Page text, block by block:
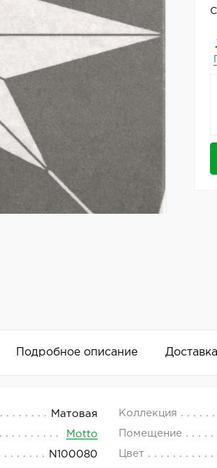
Подробное описание Доставка
Матовая Коллекция
Motto Помещение
N100080 Цвет
плитка размером 20x20. Она
Добавить комментарий